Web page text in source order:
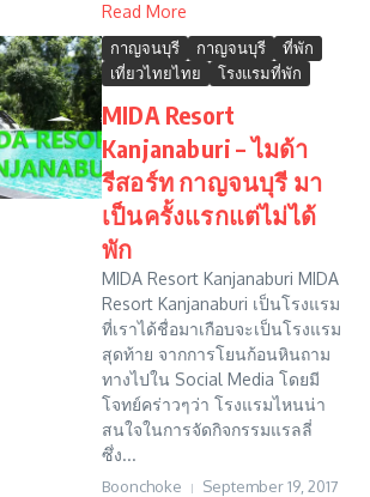
Read More
กาญจนบุรี กาญจนบุรี
ที่พัก
เที่ยวไทยไทย
โรงแรมที่พัก
MIDA Resort
Kanjanaburi – ไมด้า
รีสอร์ท กาญจนบุรี มา
เป็นครั้งแรกแต่ไม่ได้
พัก
MIDA Resort Kanjanaburi MIDA
Resort Kanjanaburi เป็นโรงแรม
ที่เราได้ชื่อมาเกือบจะเป็นโรงแรม
สุดท้าย จากการโยนก้อนหินถาม
ทางไปใน Social Media โดยมี
โจทย์คร่าวๆว่า โรงแรมไหนน่า
สนใจในการจัดกิจกรรมแรลลี่
ซึ่ง...
Boonchoke September 19, 2017